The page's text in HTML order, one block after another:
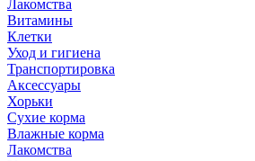
Лакомства
Витамины
Клетки
Уход и гигиена
Транспортировка
Аксессуары
Хорьки
Сухие корма
Влажные корма
Лакомства